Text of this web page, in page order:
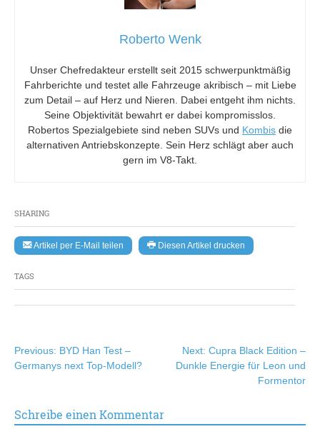
SHARING
Artikel per E-Mail teilen Diesen Artikel drucken
TAGS
Roberto Wenk
Unser Chefredakteur erstellt seit 2015 schwerpunktmäßig
Fahrberichte und testet alle Fahrzeuge akribisch – mit Liebe
zum Detail – auf Herz und Nieren. Dabei entgeht ihm nichts.
Seine Objektivität bewahrt er dabei kompromisslos.
Robertos Spezialgebiete sind neben SUVs und Kombis die
alternativen Antriebskonzepte. Sein Herz schlägt aber auch
gern im V8-Takt.
Beitragsnavigation
Previous: BYD Han Test –
Germanys next Top-Modell?
Next: Cupra Black Edition –
Dunkle Energie für Leon und
Formentor
Schreibe einen Kommentar